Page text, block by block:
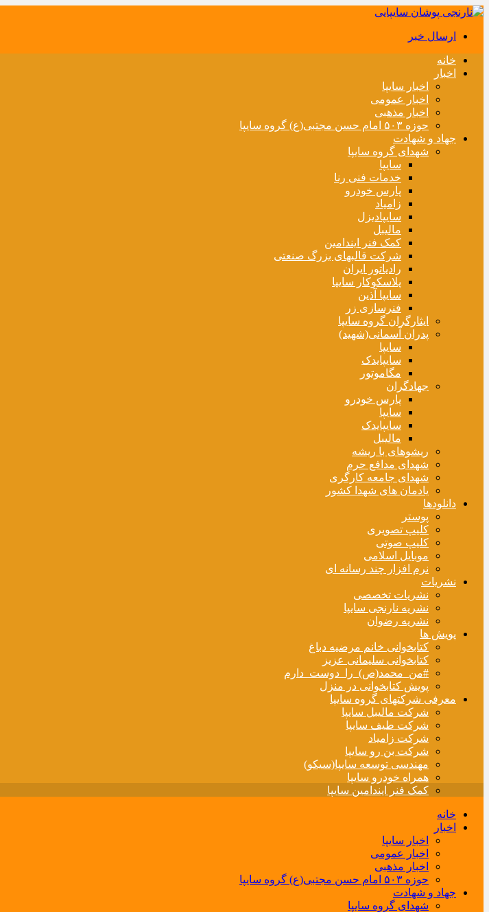
ارسال خبر
خانه
اخبار
اخبار سایپا
اخبار عمومی
اخبار مذهبی
حوزه ۵۰۳ امام حسن مجتبی(ع) گروه سایپا
جهاد و شهادت
شهدای گروه سایپا
سایپا
خدمات فنی رنا
پارس خودرو
زامیاد
سایپادیزل
مالیبل
کمک فنر ایندامین
شرکت قالبهای بزرگ صنعتی
رادیاتور ایران
پلاسکوکار سایپا
سایپا آذین
فنرسازی زر
ایثارگران گروه سایپا
پدران آسمانی(شهید)
سایپا
سایپایدک
مگاموتور
جهادگران
پارس خودرو
سایپا
سایپایدک
مالیبل
ریشوهای با ریشه
شهدای مدافع حرم
شهدای جامعه کارگری
یادمان های شهدا کشور
دانلودها
پوستر
کلیپ تصویری
کلیپ صوتی
موبایل اسلامی
نرم افزار چند رسانه ای
نشریات
نشریات تخصصی
نشریه نارنجی سایپا
نشریه رضوان
پویش ها
کتابخوانی خانم مرضیه دباغ
کتابخوانی سلیمانی عزیز
#من_محمد(ص)_را_دوست_دارم
پویش کتابخوانی در منزل
معرفی شرکتهای گروه سایپا
شرکت مالیبل سایپا
شرکت طیف سایپا
شرکت زامیاد
شرکت بن رو سایپا
مهندسی توسعه سایپا(سیکو)
همراه خودرو سایپا
کمک فنر ایندامین سایپا
خانه
اخبار
اخبار سایپا
اخبار عمومی
اخبار مذهبی
حوزه ۵۰۳ امام حسن مجتبی(ع) گروه سایپا
جهاد و شهادت
شهدای گروه سایپا